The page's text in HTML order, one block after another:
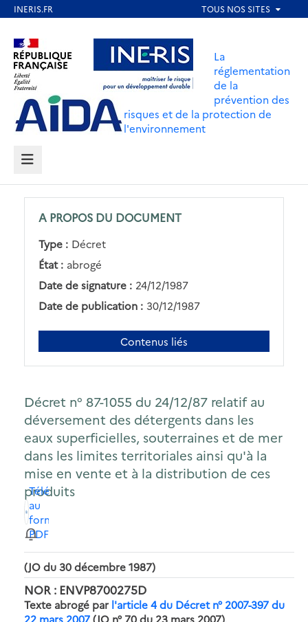
contenu
principal
Aller au contenu Aller au menu
Aller au pied de page
La
réglementation
de la
prévention des
risques et de la protection de
l'environnement
MENU
A PROPOS DU DOCUMENT
Type : Décret
État : abrogé
Date de signature : 24/12/1987
Date de publication : 30/12/1987
Contenus liés
Décret n° 87-1055 du 24/12/87 relatif au
déversement des détergents dans les
eaux superficielles, souterraines et de mer
dans les limites territoriales ainsi qu'à la
mise en vente et à la distribution de ces
produits
Télécharger
au
format
PDF
(JO du 30 décembre 1987)
NOR : ENVP8700275D
Texte abrogé par l'article 4 du Décret n° 2007-397 du
22 mars 2007(JO n° 70 du 23 mars 2007).